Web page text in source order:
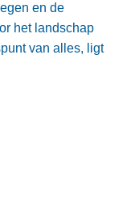
en de
het landschap
van alles, ligt